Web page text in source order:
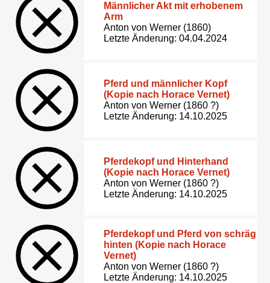
Männlicher Akt mit erhobenem
Arm
Anton von Werner (1860)
Letzte Änderung: 04.04.2024
Pferd und männlicher Kopf
(Kopie nach Horace Vernet)
Anton von Werner (1860 ?)
Letzte Änderung: 14.10.2025
Pferdekopf und Hinterhand
(Kopie nach Horace Vernet)
Anton von Werner (1860 ?)
Letzte Änderung: 14.10.2025
Pferdekopf und Pferd von schräg
hinten (Kopie nach Horace
Vernet)
Anton von Werner (1860 ?)
Letzte Änderung: 14.10.2025